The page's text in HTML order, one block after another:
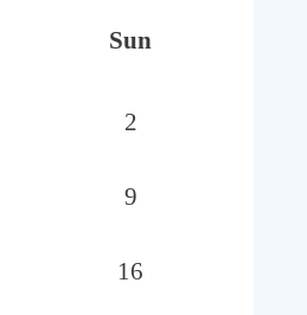
Sun
2
9
16